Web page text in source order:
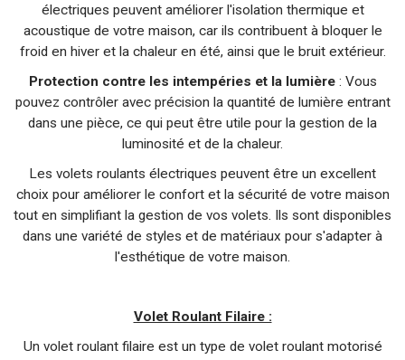
électriques peuvent améliorer l'isolation thermique et
acoustique de votre maison, car ils contribuent à bloquer le
froid en hiver et la chaleur en été, ainsi que le bruit extérieur.
Protection contre les intempéries et la lumière: Vous
pouvez contrôler avec précision la quantité de lumière entrant
dans une pièce, ce qui peut être utile pour la gestion de la
luminosité et de la chaleur.
Les volets roulants électriques peuvent être un excellent
choix pour améliorer le confort et la sécurité de votre maison
tout en simplifiant la gestion de vos volets. Ils sont disponibles
dans une variété de styles et de matériaux pour s'adapter à
l'esthétique de votre maison.
Volet Roulant Filaire :
Un volet roulant filaire est un type de volet roulant motorisé